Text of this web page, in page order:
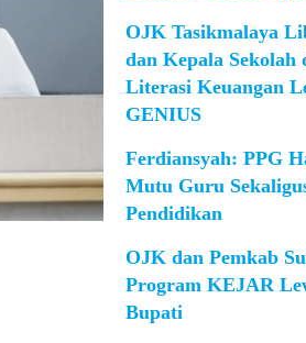
OJK Tasikmalaya
dan Kepala
Literasi Keuangan
GENIUS
Ferdiansyah: PPG
Mutu Guru
Pendidikan
OJK dan Pemkab
Program KEJAR
Bupati